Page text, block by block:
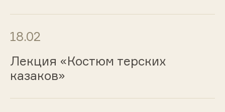
18.02
Лекция «Костюм терских
казаков»